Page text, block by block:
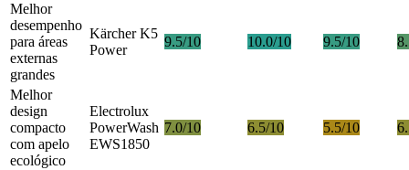
Melhor
desempenho
para áreas
externas
grandes
Kärcher K5
Power
9.5/10 10.0/10 9.5/10
Melhor
design
compacto
com apelo
ecológico
Electrolux
PowerWash
EWS1850
7.0/10 6.5/10 5.5/10